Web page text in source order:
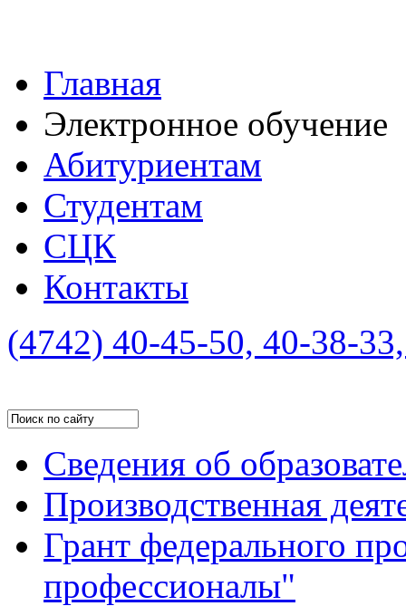
Главная
Электронное обучение
Абитуриентам
Студентам
СЦК
Контакты
(4742) 40-45-50, 40-38-
Сведения об
Производственная
Грант федерального
профессионалы"